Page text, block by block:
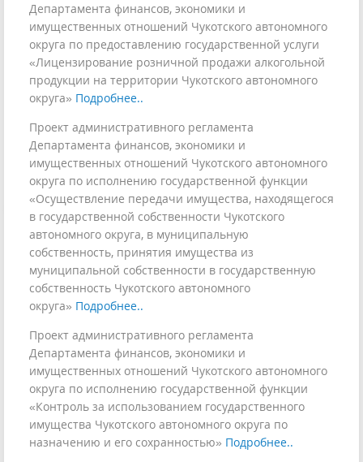
Департамента финансов, экономики и
имущественных отношений Чукотского автономного
округа по предоставлению государственной услуги
«Лицензирование розничной продажи алкогольной
продукции на территории Чукотского автономного
округа» Подробнее..
Проект административного регламента
Департамента финансов, экономики и
имущественных отношений Чукотского автономного
округа по исполнению государственной функции
«Осуществление передачи имущества, находящегося
в государственной собственности Чукотского
автономного округа, в муниципальную
собственность, принятия имущества из
муниципальной собственности в государственную
собственность Чукотского автономного
округа» Подробнее..
Проект административного регламента
Департамента финансов, экономики и
имущественных отношений Чукотского автономного
округа по исполнению государственной функции
«Контроль за использованием государственного
имущества Чукотского автономного округа по
назначению и его сохранностью» Подробнее..